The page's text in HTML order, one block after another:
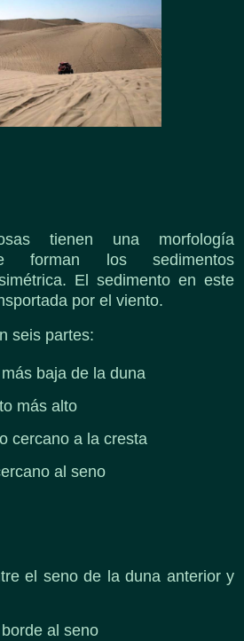
tienen una morfología
forman los sedimentos
El sedimento en este
por el viento.
seis partes:
baja de la duna
más alto
cercano a la cresta
al seno
el seno de la duna anterior y
al seno